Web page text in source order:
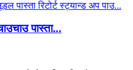
पास्ता...